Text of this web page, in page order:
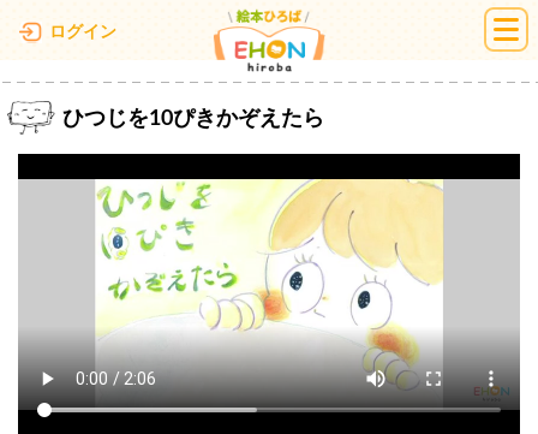
ログイン 絵本ひろば
ひつじを10ぴきかぞえたら